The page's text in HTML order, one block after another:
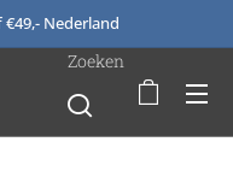
Nederland
Zoeken